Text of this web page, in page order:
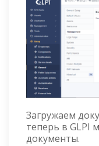
Загружаем
теперь в GLPI
документы.